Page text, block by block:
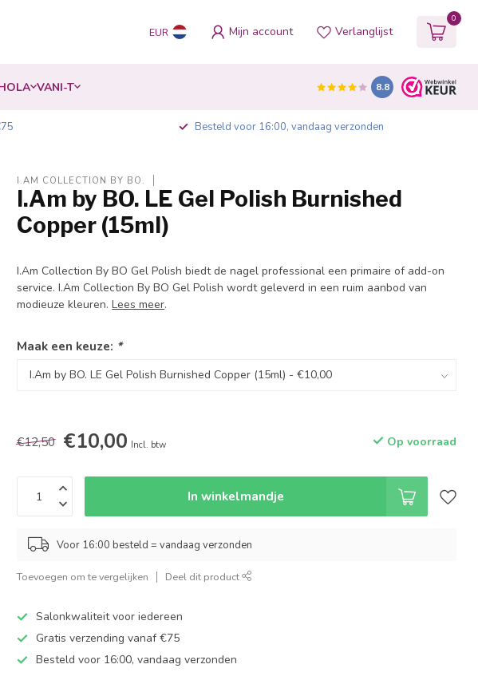
EUR Mijn account Verlanglijst
0
VANI-T 8.8
Besteld voor 16:00, vandaag verzonden
I.AM COLLECTION BY BO.
I.Am by BO. LE Gel Polish Burnished
Copper (15ml)
I.Am Collection By BO Gel Polish biedt de nagel professional een primaire of add-on
service. I.Am Collection By BO Gel Polish wordt geleverd in een ruim aanbod van
modieuze kleuren.Lees meer.
Maak een keuze: *
€12,50 €10,00 Incl. btw Op voorraad
In winkelmandje
Voor 16:00 besteld = vandaag verzonden
Toevoegen om te vergelijken Deel dit product
Salonkwaliteit voor iedereen
Gratis verzending vanaf €75
Besteld voor 16:00, vandaag verzonden